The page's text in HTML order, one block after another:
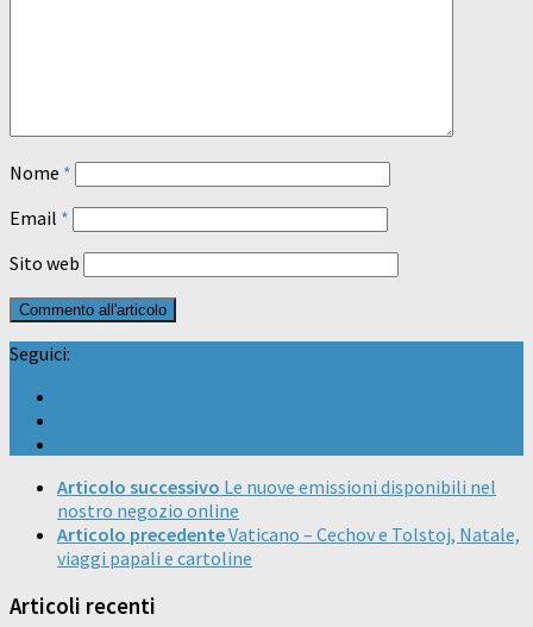
Nome *
Email *
Sito web
Seguici:
Articolo successivo Le nuove emissioni disponibili nel
nostro negozio online
Articolo precedenteVaticano – Cechov e Tolstoj, Natale,
viaggi papali e cartoline
Articoli recenti